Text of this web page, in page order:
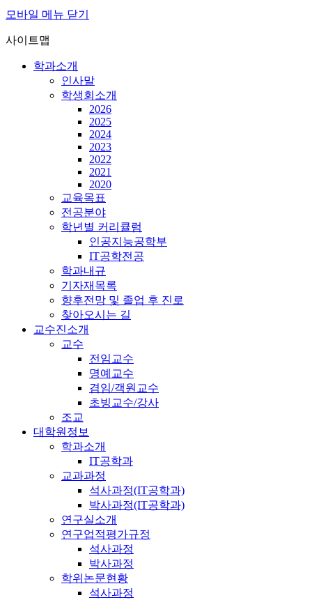
모바일 메뉴 닫기
사이트맵
학과소개
인사말
학생회소개
2026
2025
2024
2023
2022
2021
2020
교육목표
전공분야
학년별 커리큘럼
인공지능공학부
IT공학전공
학과내규
기자재목록
향후전망 및 졸업 후 진로
찾아오시는 길
교수진소개
교수
전임교수
명예교수
겸임/객원교수
초빙교수/강사
조교
대학원정보
학과소개
IT공학과
교과과정
석사과정(IT공학과)
박사과정(IT공학과)
연구실소개
연구업적평가규정
석사과정
박사과정
학위논문현황
석사과정